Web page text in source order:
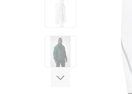
View larger image
View larger image
View larger image